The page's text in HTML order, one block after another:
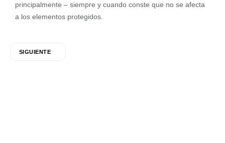
principalmente – siempre y cuando conste que no se afecta
a los elementos protegidos.
SIGUIENTE